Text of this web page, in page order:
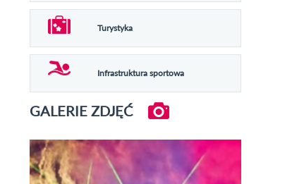
Turystyka
Infrastruktura sportowa
GALERIE ZDJĘĆ